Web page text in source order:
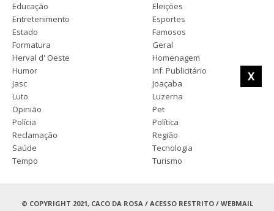
X
Educação
Eleições
Entretenimento
Esportes
Estado
Famosos
Formatura
Geral
Herval d' Oeste
Homenagem
Humor
Inf. Publicitário
Jasc
Joaçaba
Luto
Luzerna
Opinião
Pet
Polícia
Política
Reclamação
Região
Saúde
Tecnologia
Tempo
Turismo
© COPYRIGHT 2021, CACO DA ROSA / ACESSO RESTRITO/ WEBMAIL